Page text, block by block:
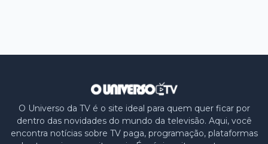
O Universo da TV é o site ideal para quem quer ficar por
dentro das novidades do mundo da televisão. Aqui, você
encontra notícias sobre TV paga, programação, plataformas